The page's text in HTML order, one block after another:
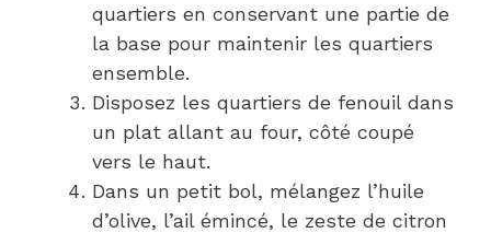
quartiers en conservant une partie de
la base pour maintenir les quartiers
ensemble.
Disposez les quartiers de fenouil dans
un plat allant au four, côté coupé
vers le haut.
Dans un petit bol, mélangez l’huile
d’olive, l’ail émincé, le zeste de citron